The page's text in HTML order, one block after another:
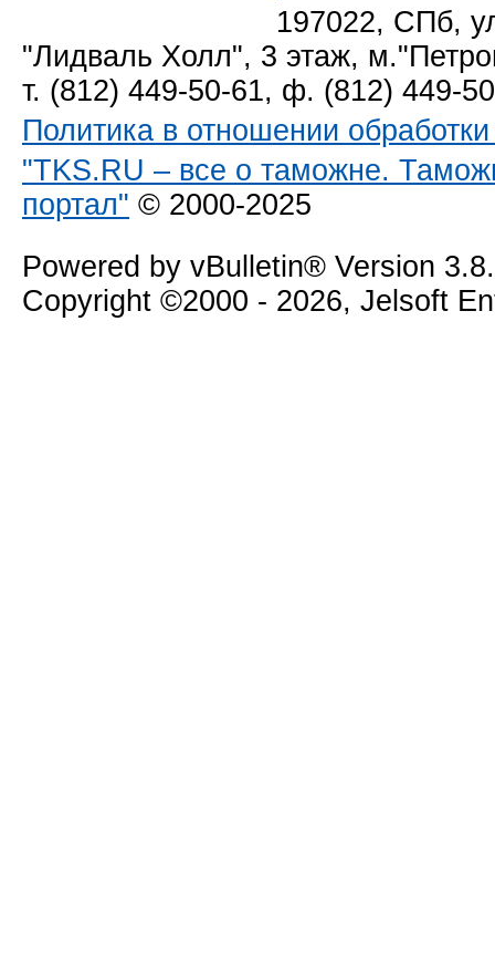
197022, СПб,
"Лидваль Холл", 3 этаж,
т. (812) 449-50-61, ф. (812) 449-
Политика в отношении
"TKS.RU – все о таможне.
портал" © 2000-2025
Powered by vBulletin® Version
Copyright ©2000 - 2026, Jelsoft